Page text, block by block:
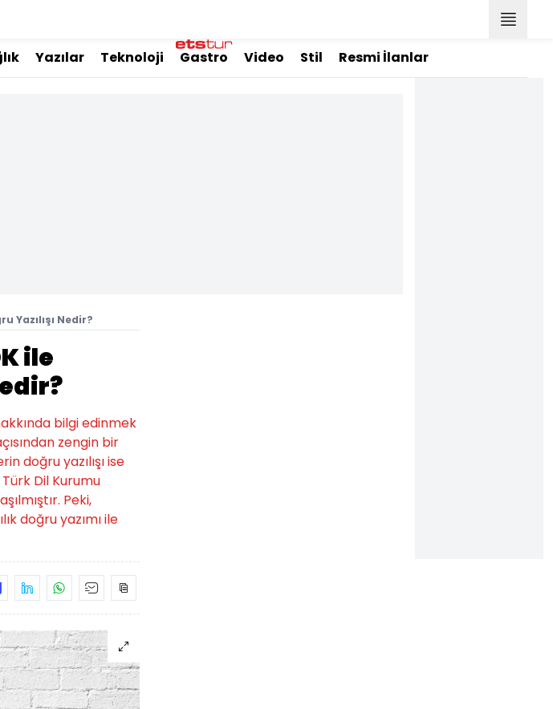
Yazılar Teknoloji Gastro Video Stil Resmi İlanlar
Yazılışı Nedir?
ile
bilgi edinmek
zengin bir
doğru yazılışı ise
Dil Kurumu
Peki,
doğru yazımı ile